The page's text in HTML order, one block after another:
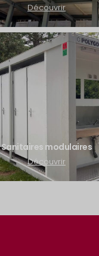
Découvrir
Sanitaires modulaires
Découvrir